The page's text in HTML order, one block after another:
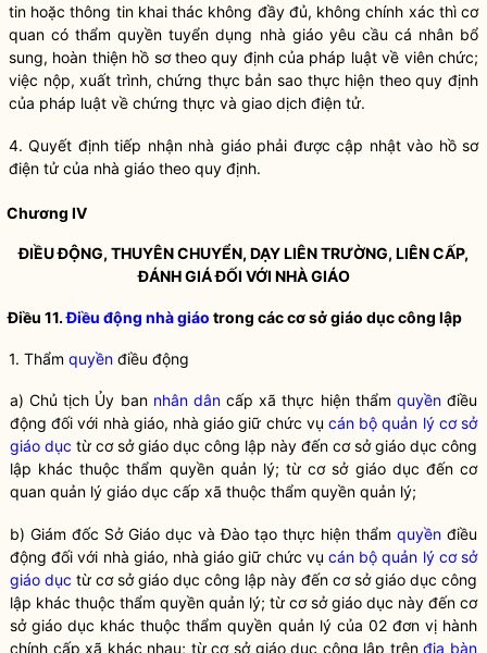
tin hoặc thông tin khai thác không đầy đủ, không chính xác thì cơ
quan có thẩmquyền tuyển dụng nhà giáo yêu cầu cá nhân bổ
sung, hoàn thiện hồ sơ theo quy định của pháp luậtvề viên chức;
việc nộp, xuất trình, chứng thực bản sao thực hiện theo quy định
của pháp luật về chứng thực và giao dịch điện tử.
4. Quyết định tiếp nhận nhà giáo phải được cập nhật vào hồ sơ
điện tử của nhà giáo theo quy định.
Chương IV
ĐIỀU ĐỘNG, THUYÊN CHUYỂN, DẠY LIÊN TRƯỜNG, LIÊN CẤP,
ĐÁNH GIÁ ĐỐI VỚI NHÀ GIÁO
Điều 11.Điều động nhà giáo trong các cơ sở giáo dục công lập
1. Thẩm quyền điều động
a) Chủ tịch Ủy ban nhân dâncấp xã thực hiện thẩm quyềnđiều
động đối với nhà giáo, nhà giáo giữ chức vụ cán bộ quản lý cơ sở
giáo dục từ cơ sở giáo dục công lập này đến cơ sở giáo dục công
lập khác thuộc thẩm quyềnquản lý; từ cơ sở giáo dục đếncơ
quan quản lý giáo dục cấp xã thuộc thẩm quyền quản lý;
b) Giám đốc Sở Giáo dục và Đào tạo thực hiện thẩm quyền điều
động đối với nhà giáo, nhà giáo giữ chức vụ cán bộ quản lý cơ sở
giáo dục từ cơ sở giáo dục công lập này đến cơ sở giáo dục công
lập khác thuộc thẩm quyền quản lý; từ cơ sở giáo dục này đến cơ
sở giáo dục khác thuộc thẩmquyền quản lý của 02 đơn vị hành
chính cấp xã khác nhau; từ cơ sở giáo dục công lập trênđịa bàn